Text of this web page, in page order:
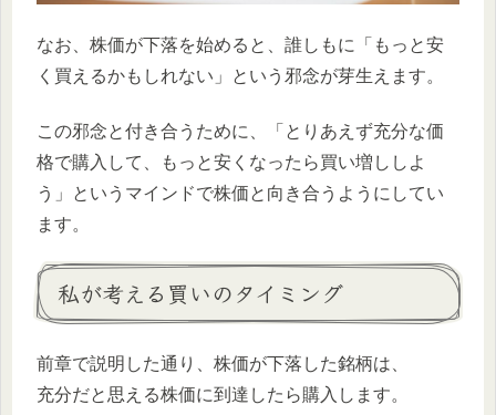
なお、株価が下落を始めると、誰しもに「もっと安
く買えるかもしれない」という邪念が芽生えます。
この邪念と付き合うために、「とりあえず充分な価
格で購入して、もっと安くなったら買い増ししよ
う」というマインドで株価と向き合うようにしてい
ます。
私が考える買いのタイミング
前章で説明した通り、株価が下落した銘柄は、
充分だと思える株価に到達したら購入します。